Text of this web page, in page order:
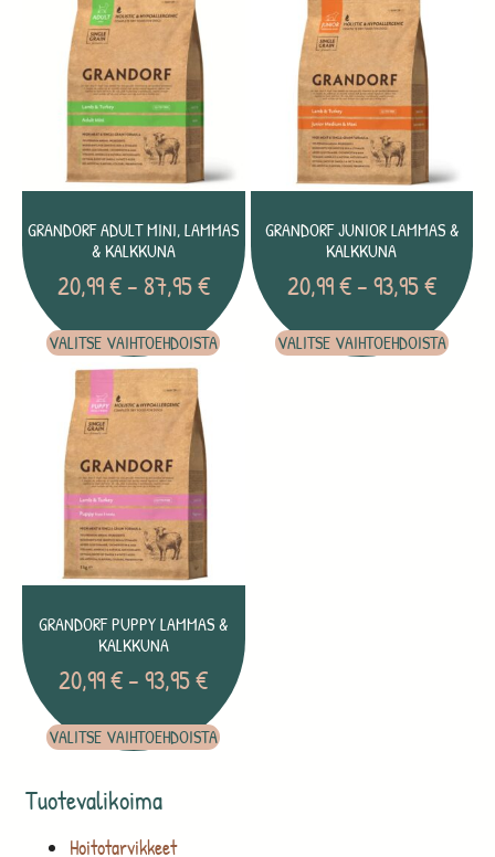
Tuotevalikoima
Hoitotarvikkeet
GRANDORF ADULT MINI, LAMMAS
& KALKKUNA
20,99€ – 87,95€
VALITSE VAIHTOEHDOISTA
GRANDORF JUNIOR LAMMAS &
KALKKUNA
20,99€ –93,95€
VALITSE VAIHTOEHDOISTA
GRANDORF PUPPY LAMMAS &
KALKKUNA
20,99€– 93,95€
VALITSE VAIHTOEHDOISTA